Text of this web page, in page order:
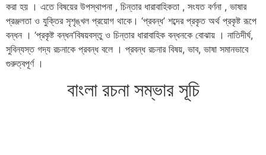
করা হয় । এতে বিষয়ের উপস্থাপনা , চিন্তার ধারাবাহিকতা , সংযত বর্ণনা , ভাষার
প্রঞ্জলতা ও যুক্তির সৃশৃঙ্খল প্রয়োগ থাকে। ‘প্রবন্ধ’ শব্দের প্রকৃত অর্থ প্রকৃষ্ট রূপে
বন্ধন । ‘প্রকৃষ্ট বন্ধন’বিষয়বস্তু ও চিন্তার ধারাবাহিক বন্ধনকে বোঝায় । নাতিদীর্ঘ,
সুবিন্যস্ত গদ্য রচনাকে প্রবন্ধ বলে । প্রবন্ধ রচনার বিষয়, ভাব, ভাষা সমানভাবে
গুরুত্বপূর্ণ ।
বাংলা রচনা সম্ভার সূচি